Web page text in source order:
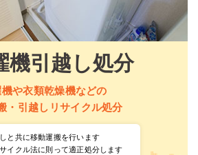
回収品目・料金
よくある質問
お問い合わせ
機引越し処分
や衣類乾燥機などの
・引越しリサイクル処分
と共に移動運搬を行います
イクル法に則って適正処分します